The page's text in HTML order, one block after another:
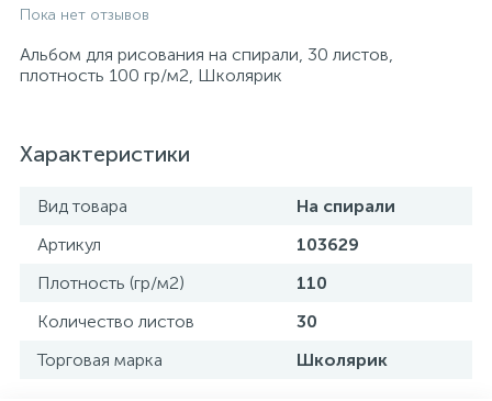
Пока нет отзывов
Альбом для рисования на спирали, 30 листов,
плотность 100 гр/м2, Школярик
Характеристики
Вид товара
На спирали
Артикул
103629
Плотность (гр/м2)
110
Количество листов
30
Торговая марка
Школярик